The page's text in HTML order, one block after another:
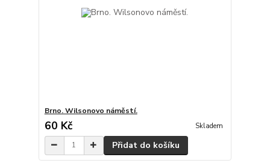
Brno. Wilsonovo náměstí.
60 Kč Skladem
Přidat do košíku